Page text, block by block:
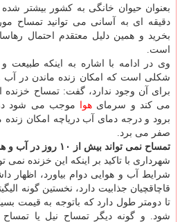
دقیقه ای به آسانی می توانید تمساح
بخرید و همین دلیل معتقدم احتمال
است.
وی در ادامه با اشاره به اینکه طبیعت
شکلی است که امکان زنده ماندن در آب
برای آن وجود ندارد، گفت: تمساح
می کند و سرمای هوا موجب می شود
برود و درجه دمای آب دریاچه امکان زنده
صفر می برد.
تمساح نمی تواند بیش از ۱۰ روز در آب و هوای تهران زنده بماند
شرایط آب و هوایی دوام بیاورد، اظهار
قاچاقچیان جذابیت دارد، نخستین گونه
تا دومتر طول دارد که باتوجه به قیمت
شود. و گونه دیگر تمساح نیل یا